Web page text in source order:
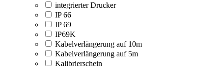
integrierter Drucker
IP 66
IP 69
IP69K
Kabelverlängerung auf 10m
Kabelverlängerung auf 5m
Kalibrierschein